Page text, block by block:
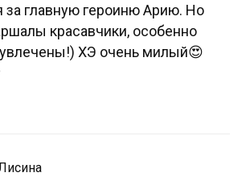
за главную героиню Арию. Но
красавчики, особенно
ХЭ очень милый😍